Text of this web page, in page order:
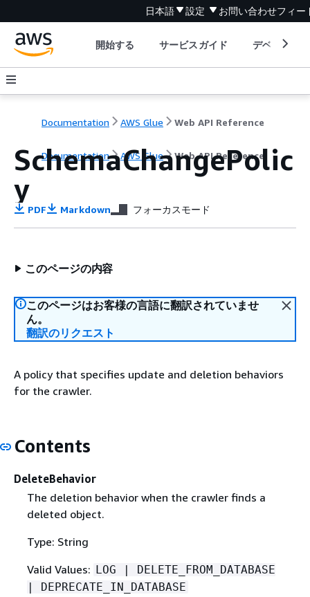
日本語 設定 お問い合わせフィー
開始する サービスガイド デベロッパ
Documentation AWS Glue Web API Reference
Documentation AWS Glue Web API Reference
SchemaChangePolic
y
PDF Markdown フォーカスモード
このページの内容
このページはお客様の言語に翻訳されていませ
ん。
翻訳のリクエスト
A policy that specifies update and deletion behaviors
for the crawler.
Contents
DeleteBehavior
The deletion behavior when the crawler finds a
deleted object.
Type: String
Valid Values: LOG | DELETE_FROM_DATABASE
| DEPRECATE_IN_DATABASE